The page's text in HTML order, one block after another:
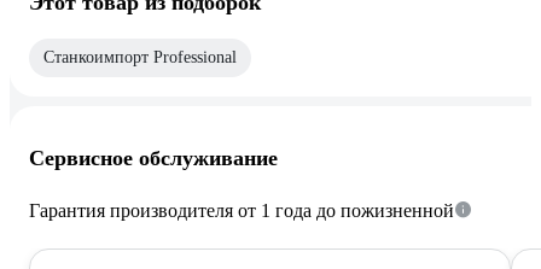
Станкоимпорт Professional
Сервисное обслуживание
Гарантия производителя от 1 года до пожизненной